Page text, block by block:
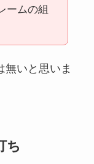
ームの組
無いと思いま
ち